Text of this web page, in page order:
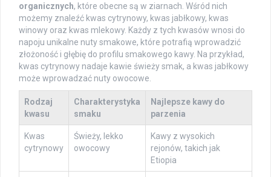
organicznych, które obecne są w ziarnach. Wśród nich
możemy znaleźć kwas cytrynowy, kwas jabłkowy, kwas
winowy oraz kwas mlekowy. Każdy z tych kwasów wnosi do
napoju unikalne nuty smakowe, które potrafią wprowadzić
złożoność i głębię do profilu smakowego kawy. Na przykład,
kwas cytrynowy nadaje kawie świeży smak, a kwas jabłkowy
może wprowadzać nuty owocowe.
Rodzaj
kwasu
Charakterystyka
smaku
Najlepsze kawy do
parzenia
Kwas
cytrynowy
Świeży, lekko
owocowy
Kawy z wysokich
rejonów, takich jak
Etiopia